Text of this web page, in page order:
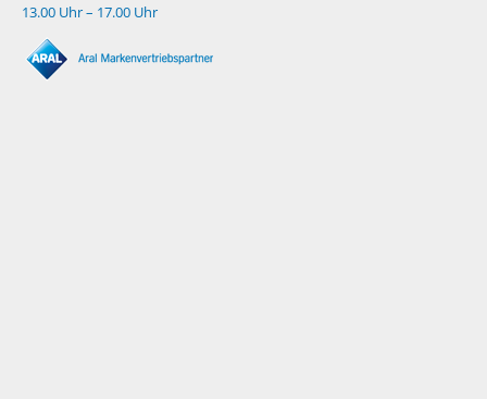
13.00 Uhr – 17.00 Uhr